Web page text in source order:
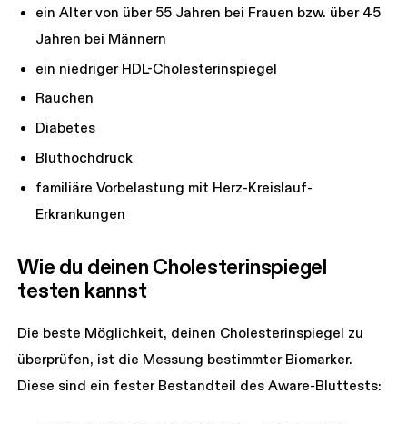
ein Alter von über 55 Jahren bei Frauen bzw. über 45
Jahren bei Männern
ein niedriger HDL-Cholesterinspiegel
Rauchen
Diabetes
Bluthochdruck
familiäre Vorbelastung mit Herz-Kreislauf-
Erkrankungen
Wie du deinen Cholesterinspiegel
testen kannst
Die beste Möglichkeit, deinen Cholesterinspiegel zu
überprüfen, ist die Messung bestimmter Biomarker.
Diese sind ein fester Bestandteil des Aware-Bluttests: